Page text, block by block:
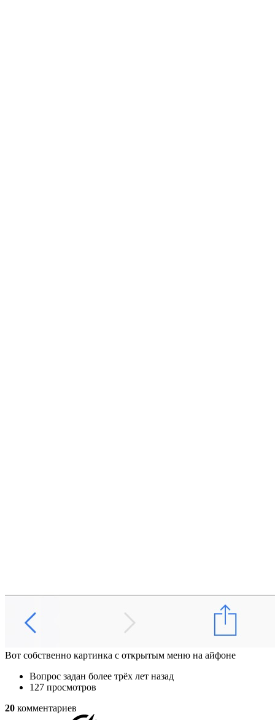
Вот собственно картинка с открытым меню на айфоне
Вопрос задан более трёх лет назад
127 просмотров
20 комментариев